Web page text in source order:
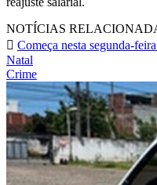
NOTÍCIAS
Começa nesta segunda-
Natal
Crime